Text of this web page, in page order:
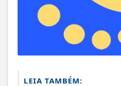
LEIA TAMBÉM: